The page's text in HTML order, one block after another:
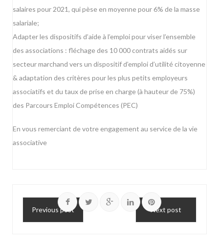
salaires pour 2021, qui pèse en moyenne pour 6% de la masse
salariale;
Adapter les dispositifs d’aide à l’emploi pour viser l’ensemble
des associations : fléchage des 10 000 contrats aidés sur
secteur marchand vers un dispositif d’emploi d’utilité citoyenne
& adaptation des critères pour les plus petits employeurs
associatifs et du taux de prise en charge (à hauteur de 75%)
des Parcours Emploi Compétences (PEC)
En vous remerciant de votre engagement au service de la vie
associative
Previous post Next post